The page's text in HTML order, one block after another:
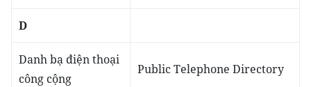
D
Danh bạ điện thoại
công cộng
Public Telephone Directory